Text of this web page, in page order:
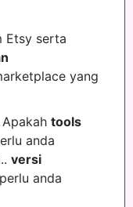
Etsy serta
yang
tools
anda
versi
anda